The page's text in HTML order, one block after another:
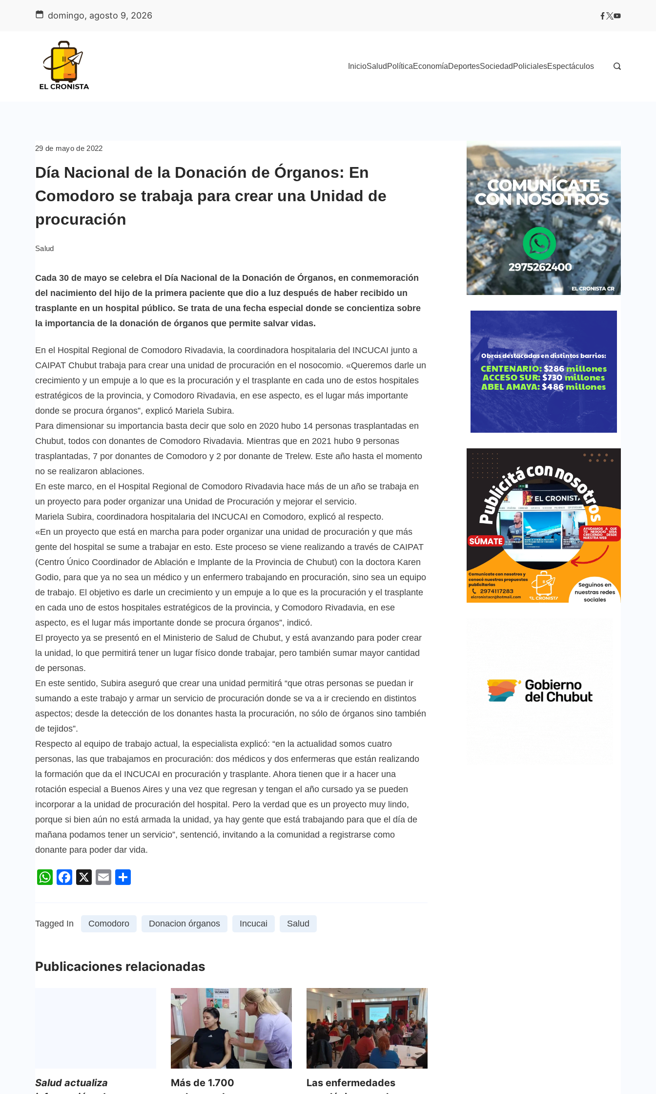
domingo, agosto 9, 2026
InicioSalud PolíticaEconomíaDeportesSociedad PolicialesEspectáculos
29 de mayo de 2022
Día Nacional de la Donación de Órganos: En
Comodoro se trabaja para crear una Unidad de
procuración
Salud
Cada 30 de mayo se celebra el Día Nacional de la Donación de Órganos, en conmemoración
del nacimiento del hijo de la primera paciente que dio a luz después de haber recibido un
trasplante en un hospital público. Se trata de una fecha especial donde se concientiza sobre
la importancia de la donación de órganos que permite salvar vidas.
En el Hospital Regional de Comodoro Rivadavia, la coordinadora hospitalaria del INCUCAI junto a
CAIPAT Chubut trabaja para crear una unidad de procuración en el nosocomio. «Queremos darle un
crecimiento y un empuje a lo que es la procuración y el trasplante en cada uno de estos hospitales
estratégicos de la provincia, y Comodoro Rivadavia, en ese aspecto, es el lugar más importante
donde se procura órganos”, explicó Mariela Subira.
Para dimensionar su importancia basta decir que solo en 2020 hubo 14 personas trasplantadas en
Chubut, todos con donantes de Comodoro Rivadavia. Mientras que en 2021 hubo 9 personas
trasplantadas, 7 por donantes de Comodoro y 2 por donante de Trelew. Este año hasta el momento
no se realizaron ablaciones.
En este marco, en el Hospital Regional de Comodoro Rivadavia hace más de un año se trabaja en
un proyecto para poder organizar una Unidad de Procuración y mejorar el servicio.
Mariela Subira, coordinadora hospitalaria del INCUCAI en Comodoro, explicó al respecto.
«En un proyecto que está en marcha para poder organizar una unidad de procuración y que más
gente del hospital se sume a trabajar en esto. Este proceso se viene realizando a través de CAIPAT
(Centro Único Coordinador de Ablación e Implante de la Provincia de Chubut) con la doctora Karen
Godio, para que ya no sea un médico y un enfermero trabajando en procuración, sino sea un equipo
de trabajo. El objetivo es darle un crecimiento y un empuje a lo que es la procuración y el trasplante
en cada uno de estos hospitales estratégicos de la provincia, y Comodoro Rivadavia, en ese
aspecto, es el lugar más importante donde se procura órganos”, indicó.
El proyecto ya se presentó en el Ministerio de Salud de Chubut, y está avanzando para poder crear
la unidad, lo que permitirá tener un lugar físico donde trabajar, pero también sumar mayor cantidad
de personas.
En este sentido, Subira aseguró que crear una unidad permitirá “que otras personas se puedan ir
sumando a este trabajo y armar un servicio de procuración donde se va a ir creciendo en distintos
aspectos; desde la detección de los donantes hasta la procuración, no sólo de órganos sino también
de tejidos”.
Respecto al equipo de trabajo actual, la especialista explicó: “en la actualidad somos cuatro
personas, las que trabajamos en procuración: dos médicos y dos enfermeras que están realizando
la formación que da el INCUCAI en procuración y trasplante. Ahora tienen que ir a hacer una
rotación especial a Buenos Aires y una vez que regresan y tengan el año cursado ya se pueden
incorporar a la unidad de procuración del hospital. Pero la verdad que es un proyecto muy lindo,
porque si bien aún no está armada la unidad, ya hay gente que está trabajando para que el día de
mañana podamos tener un servicio”, sentenció, invitando a la comunidad a registrarse como
donante para poder dar vida.
WhatsApp
Facebook
X Email
Tagged In Comodoro Donacion órganos Incucai Salud
Publicaciones relacionadas
Salud actualiza
Más de 1.700
Las enfermedades